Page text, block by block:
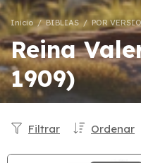
Inicio / BIBLIAS / POR
Reina
1909)
Ordenar
Filtrar